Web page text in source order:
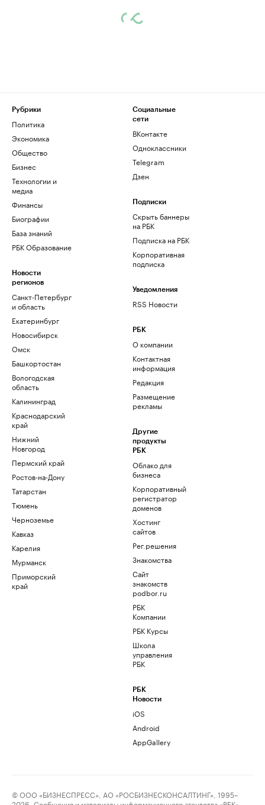
Рубрики
Политика
Экономика
Общество
Бизнес
Технологии и
медиа
Финансы
Биографии
База знаний
РБК Образование
Новости
регионов
Санкт-Петербург
и область
Екатеринбург
Новосибирск
Омск
Башкортостан
Вологодская
область
Калининград
Краснодарский
край
Нижний
Новгород
Пермский край
Ростов-на-Дону
Татарстан
Тюмень
Черноземье
Кавказ
Карелия
Мурманск
Приморский
край
Социальные
сети
ВКонтакте
Одноклассники
Telegram
Дзен
Подписки
Скрыть баннеры
на РБК
Подписка на РБК
Корпоративная
подписка
Уведомления
RSS Новости
РБК
О компании
Контактная
информация
Редакция
Размещение
рекламы
Другие
продукты
РБК
Облако для
бизнеса
Корпоративный
регистратор
доменов
Хостинг
сайтов
Рег.решения
Знакомства
Сайт
знакомств
podbor.ru
РБК
Компании
РБК Курсы
Школа
управления
РБК
РБК
Новости
iOS
Android
AppGallery
© ООО «БИЗНЕСПРЕСС», АО «РОСБИЗНЕСКОНСАЛТИНГ», 1995–